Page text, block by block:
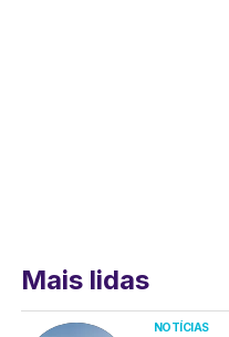
Mais lidas
NOTÍCIAS